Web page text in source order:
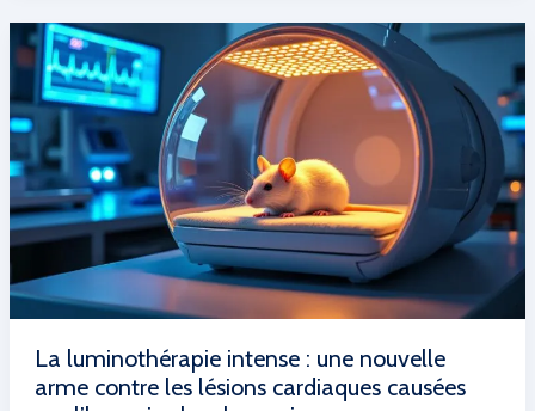
les
verrues
:
un
remède
naturel
efficace
à
découvrir
La luminothérapie intense : une nouvelle
arme contre les lésions cardiaques causées